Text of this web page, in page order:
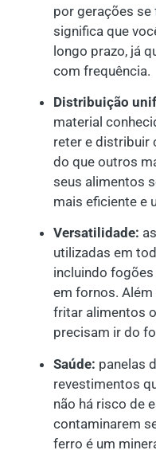
por gerações
significa que
longo prazo, já
com frequência.
Distribuição
material
reter e distribuir
do que outros
seus alimentos
mais eficiente e
Versatilidade:
utilizadas em
incluindo
em fornos.
fritar alimentos
precisam ir do
Saúde: panelas
revestimentos
não há risco de
contaminarem
ferro é um